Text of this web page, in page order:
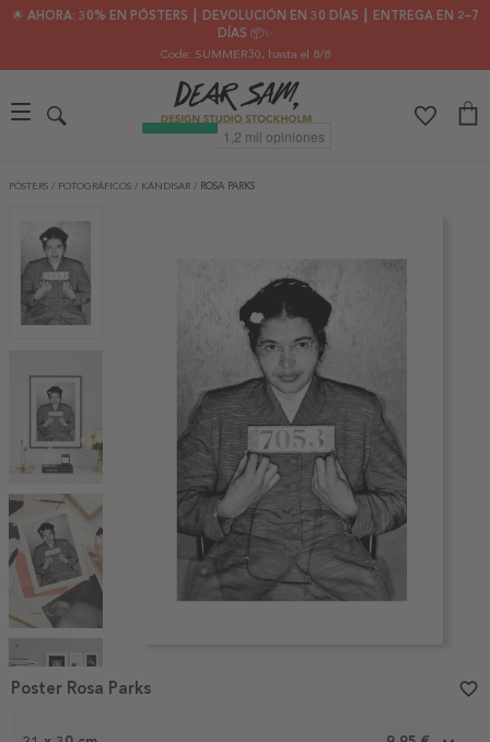
🌟 AHORA: 30% EN PÓSTERS ┃ DEVOLUCIÓN EN 30 DÍAS ┃ ENTREGA EN 2–7
DÍAS 📦✨
Code: SUMMER30, hasta el 8/8
PÓSTERS / FOTOGRÁFICOS / KÄNDISAR / ROSA PARKS
1
Poster Rosa Parks favorite_border